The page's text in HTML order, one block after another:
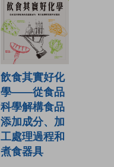
飲食其實好化
學——從食品
科學解構食品
添加成分、加
工處理過程和
煮食器具